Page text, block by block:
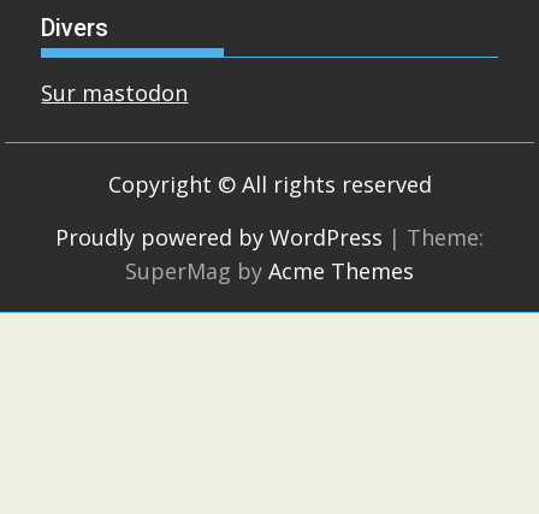
Divers
Sur mastodon
Copyright © All rights reserved
Proudly powered by WordPress | Theme:
SuperMag by Acme Themes